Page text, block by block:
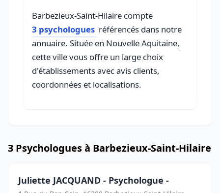
Barbezieux-Saint-Hilaire compte
3 psychologues référencés dans notre
annuaire. Située en Nouvelle Aquitaine,
cette ville vous offre un large choix
d'établissements avec avis clients,
coordonnées et localisations.
3 Psychologues à Barbezieux-Saint-Hilaire
Juliette JACQUAND - Psychologue -